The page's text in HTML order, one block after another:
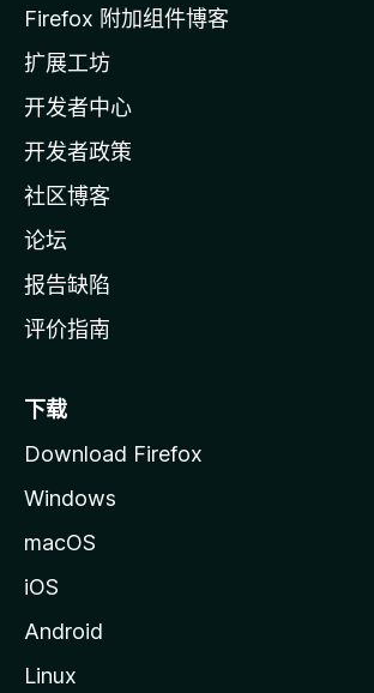
l
a
主
页
Firefox 附加组件博客
扩展工坊
开发者中心
开发者政策
社区博客
论坛
报告缺陷
评价指南
下载
Download Firefox
Windows
macOS
iOS
Android
Linux